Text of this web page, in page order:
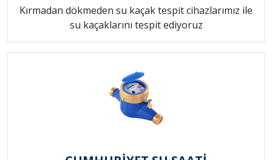
Kırmadan dökmeden su kaçak tespit cihazlarımız ile
su kaçaklarını tespit ediyoruz